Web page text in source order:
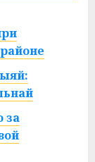
за